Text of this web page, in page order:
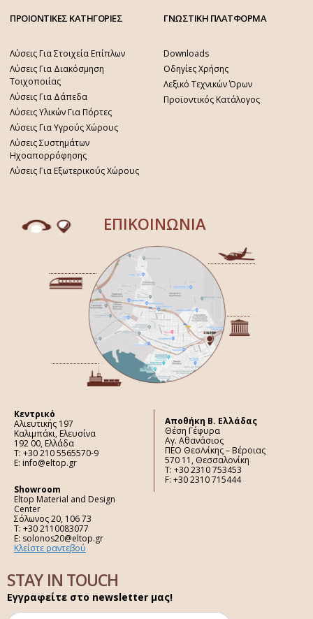
ΠΡΟΙΟΝΤΙΚΕΣ ΚΑΤΗΓΟΡΙΕΣ
Λύσεις Για Στοιχεία Επίπλων
Λύσεις Για Διακόσμηση
Τοιχοποιίας
Λύσεις Για Δάπεδα
Λύσεις Υλικών Για Πόρτες
Λύσεις Για Υγρούς Χώρους
Λύσεις Συστημάτων
Ηχοαπορρόφησης
Λύσεις Για Εξωτερικούς Χώρους
ΓΝΩΣΤΙΚΗ ΠΛΑΤΦΟΡΜΑ
Downloads
Οδηγίες Χρήσης
Λεξικό Τεχνικών Όρων
Προϊοντικός Κατάλογος
ΕΠΙΚΟΙΝΩΝΙΑ
Κεντρικό
Αλιευτικής 197
Καλιμπάκι, Ελευσίνα
192 00, Ελλάδα
Τ: +30 210 5565570-9
E: info@eltop.gr
Showroom
Eltop Material and Design
Center
Σόλωνος 20, 106 73
Τ: +30 2110083077
E: solonos20@eltop.gr
Κλείστε ραντεβού
Aποθήκη Β. Ελλάδας
Θέση Γέφυρα
Αγ. Αθανάσιος
ΠΕΟ Θεσ/νίκης – Βέροιας
570 11, Θεσσαλονίκη
Τ: +30 2310 753453
F: +30 2310 715444
STAY IN TOUCH
Εγγραφείτε στο newsletter μας!